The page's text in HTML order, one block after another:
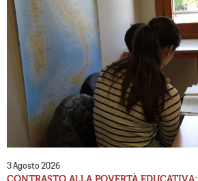
3 Agosto 2026